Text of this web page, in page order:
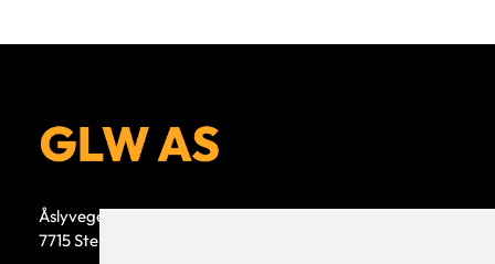
Åslyvegen 5b
7715 Steinkjer